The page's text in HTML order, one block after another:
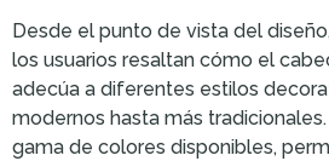
Desde el punto de vista del
los usuarios resaltan cómo el
adecúa a diferentes estilos
modernos hasta más
gama de colores disponibles,